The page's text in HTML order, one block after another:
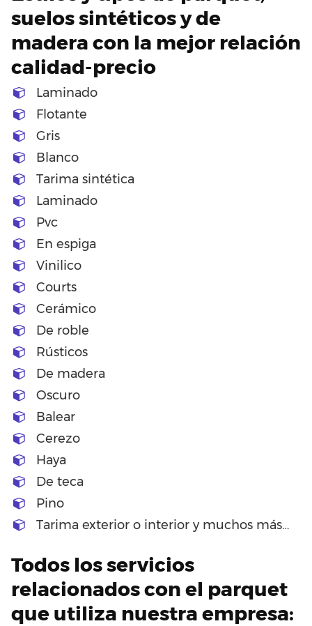
suelos sintéticos y de
madera con la mejor relación
calidad-precio
Laminado
Flotante
Gris
Blanco
Tarima sintética
Laminado
Pvc
En espiga
Vinilico
Courts
Cerámico
De roble
Rústicos
De madera
Oscuro
Balear
Cerezo
Haya
De teca
Pino
Tarima exterior o interior y muchos más…
Todos los servicios
relacionados con el parquet
que utiliza nuestra empresa: